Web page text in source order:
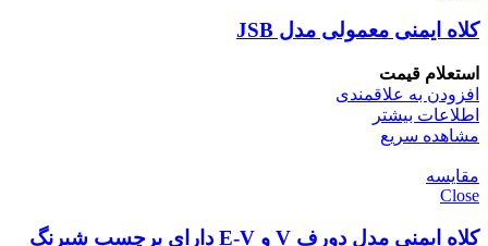
کلاه ایمنی معمولی مدل JSB
استعلام قیمت
افزودن به علاقمندی
اطلاعات بیشتر
مشاهده سریع
مقایسه
Close
کلاه ایمنی مدل دورف V و E-V دارای برچسب شبرنگ